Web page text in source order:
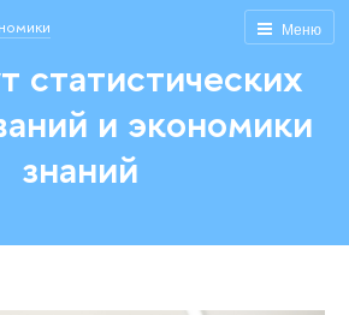
Меню
статистических
и экономики
знаний